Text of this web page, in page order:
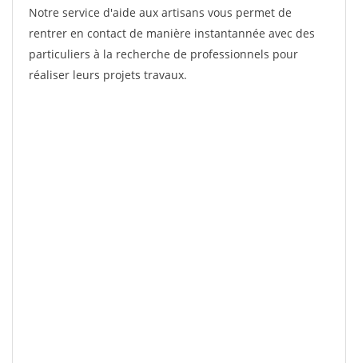
Notre service d'aide aux artisans vous permet de
rentrer en contact de manière instantannée avec des
particuliers à la recherche de professionnels pour
réaliser leurs projets travaux.